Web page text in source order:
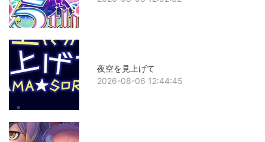
夜空を見上げて
2026-08-06 12:44:45